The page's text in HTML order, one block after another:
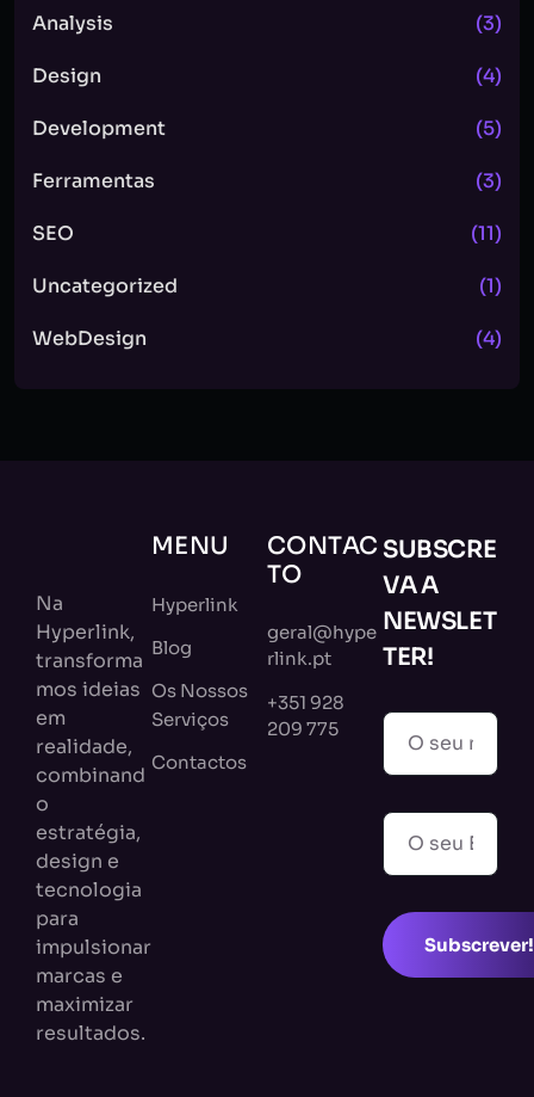
Analysis (3)
Design (4)
Development (5)
Ferramentas (3)
SEO (11)
Uncategorized (1)
WebDesign (4)
Na
Hyperlink,
transforma
mos ideias
em
realidade,
combinand
o
estratégia,
design e
tecnologia
para
impulsionar
marcas e
maximizar
resultados.
MENU
Hyperlink
Blog
Os Nossos
Serviços
Contactos
CONTAC
TO
geral@hype
rlink.pt
+351 928
209 775
SUBSCRE
VA A
NEWSLET
TER!
Subscrever!